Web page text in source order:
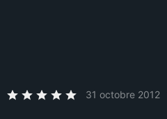
31 octobre 2012